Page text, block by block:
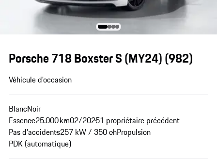
Porsche 718 Boxster S (MY24)(982)
Véhicule d'occasion
BlancNoir
Essence25.000 km02/20251 propriétaire précédent
Pas d'accidents257 kW / 350 chPropulsion
PDK (automatique)